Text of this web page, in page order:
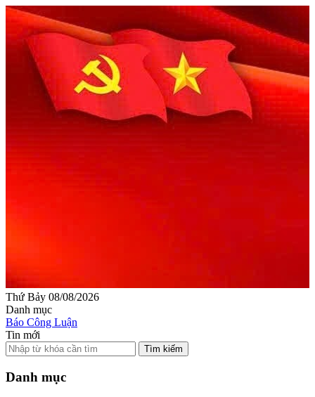
Thứ Bảy 08/08/2026
Danh mục
Báo Công Luận
Tin mới
Tìm kiếm
Danh mục